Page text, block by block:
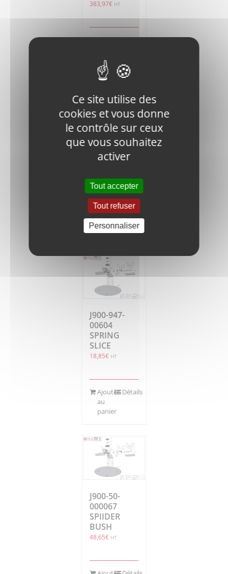
383,97€ HT
Ajouter
panier
Détails
J900-FN.B-
M8x25-8.8-
Ajouter
au
panier
Détails
J900-947-
00604
SPRING
SLICE
18,85€ HT
Ajouter
au
panier
Détails
J900-50-
000067
SPIIDER
BUSH
48,65€ HT
Ce site utilise des
cookies et vous donne
le contrôle sur ceux
que vous souhaitez
activer
Tout accepter
Tout refuser
Personnaliser